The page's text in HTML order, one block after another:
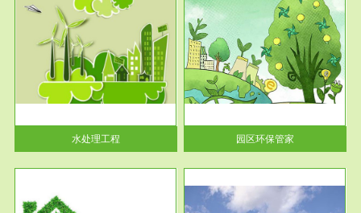
水处理工程
服务范围
园区环保管家
2016 年 4 月，环保部下发《关
于积极发挥环境保护作用促进供
给侧结...
园区环保管家